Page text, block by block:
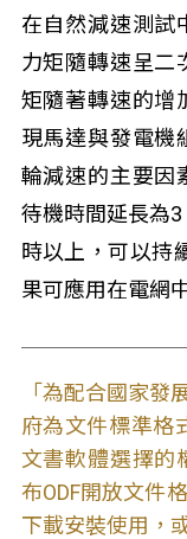
在自然減速測試
力矩隨轉速呈二
矩隨著轉速的增
現馬達與發電機
輪減速的主要因
待機時間延長為
時以上，可以持
果可應用在電網
「為配合國家發
府為文件標準格
文書軟體選擇的
布ODF開放文件
下載安裝使用，